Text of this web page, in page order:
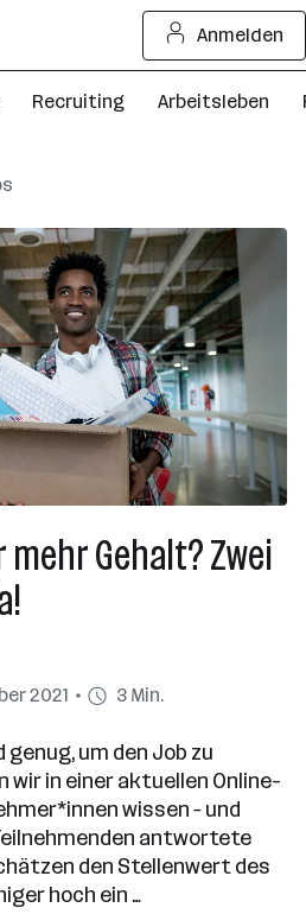
Anmelden
Recruiting Arbeitsleben
Gehalt? Zwei
2021 3 Min.
um den Job zu
wir in einer aktuellen Online-
wissen – und
antwortete
den Stellenwert des
hoch ein …